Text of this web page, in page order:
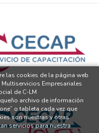
las cookies de la página web
Empresariales
de C-LM
archivo de información
o tableta cada vez que
son nuestras y otras
servicios para nuestra